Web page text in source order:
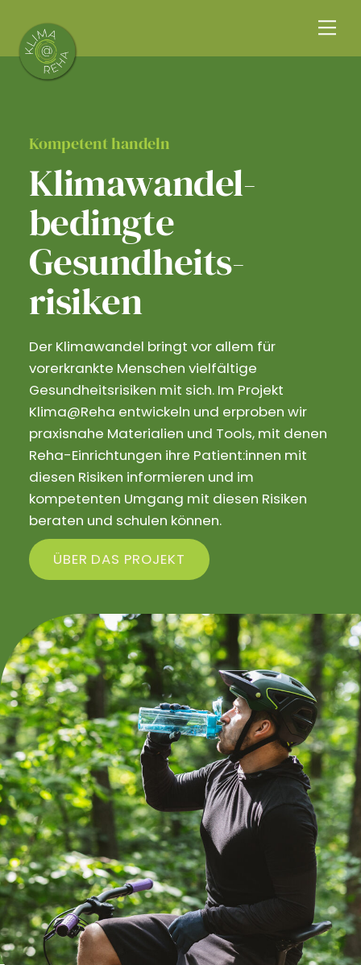
content
Kompetent handeln
Klimawandel­
bedingte
Gesundheits­
risiken
Der Klimawandel bringt vor allem für
vorerkrankte Menschen vielfältige
Gesundheitsrisiken mit sich. Im Projekt
Klima@Reha entwickeln und erproben wir
praxisnahe Materialien und Tools, mit denen
Reha-Einrichtungen ihre Patient:innen mit
diesen Risiken informieren und im
kompetenten Umgang mit diesen Risiken
beraten und schulen können.
ÜBER DAS PROJEKT